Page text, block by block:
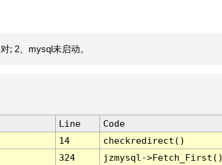
; 2、mysql未启动。
Line
Code
14
checkredirect()
324
jzmysql-